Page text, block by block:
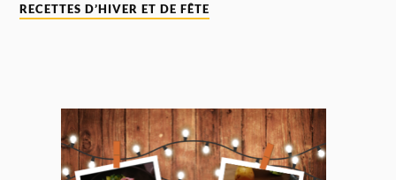
RECETTES D’HIVER ET DE FÊTE